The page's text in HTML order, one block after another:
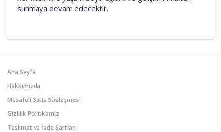
sunmaya devam edecektir.
Ana Sayfa
Hakkımızda
Mesafeli Satış Sözleşmesi
Gizlilik Politikamız
Teslimat ve İade Şartları